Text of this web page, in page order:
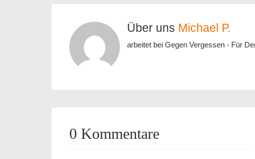
Über uns Michael P.
arbeitet bei Gegen Vergessen - Für
0 Kommentare